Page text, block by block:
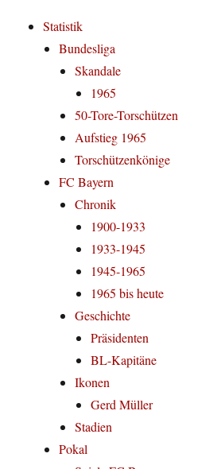
Statistik
Bundesliga
Skandale
1965
50-Tore-Torschützen
Aufstieg 1965
Torschützenkönige
FC Bayern
Chronik
1900-1933
1933-1945
1945-1965
1965 bis heute
Geschichte
Präsidenten
BL-Kapitäne
Ikonen
Gerd Müller
Stadien
Pokal